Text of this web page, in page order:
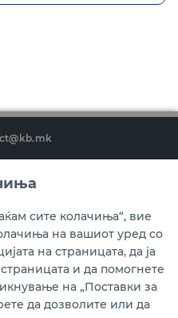
296 800
LinkedIn
Youtube
апликација мБанкаКо.
сите колачиња“, вие
на вашиот уред со
на страницата, да ја
и да помогнете
на „Поставки за
да дозволите или да